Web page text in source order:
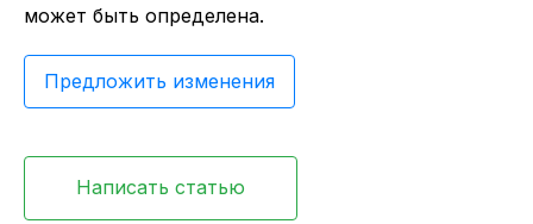
может быть определена.
Предложить изменения
Написать статью